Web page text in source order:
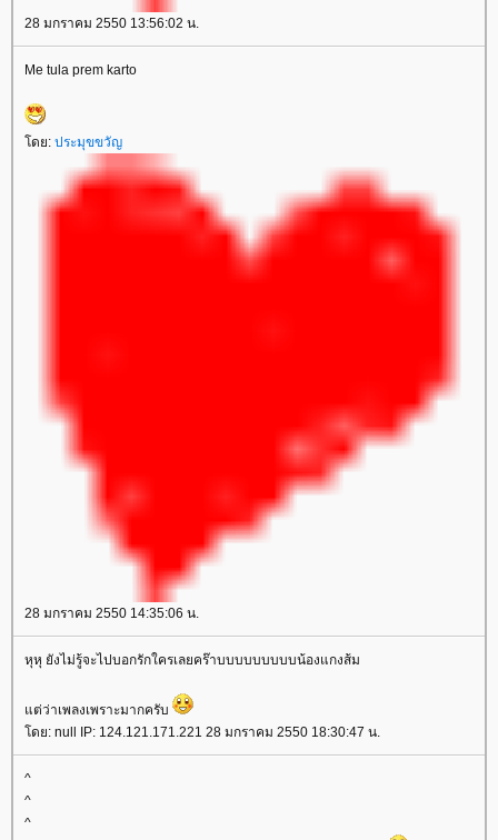
28 มกราคม 2550 13:56:02 น.
Me tula prem karto
โดย: ประมุขขวัญ
28 มกราคม 2550 14:35:06 น.
หุหุ ยังไม่รู้จะไปบอกรักใครเลยคร๊าบบบบบบบบบน้องแกงส้ม
แต่ว่าเพลงเพราะมากครับ
โดย: null IP: 124.121.171.221 28 มกราคม 2550 18:30:47 น.
^
^
^